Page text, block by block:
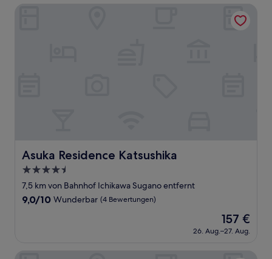
Bewertungen)
Asuka Residence Katsushika
Asuka Residence Katsushika
4.5-
Sterne-
Unterkunft
7,5 km von Bahnhof Ichikawa Sugano entfernt
9.0
Bewertungen)
9,0/10 Wunderbar (4 Bewertungen)
Der
Preis
beträgt
157 €
26. Aug.–27. Aug.